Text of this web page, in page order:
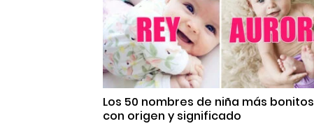
Los 50 nombres de niña más bonitos
con origen y significado